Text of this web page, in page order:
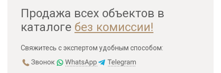
Продажа всех объектов в
каталоге без комиссии!
Свяжитесь с экспертом удобным способом: